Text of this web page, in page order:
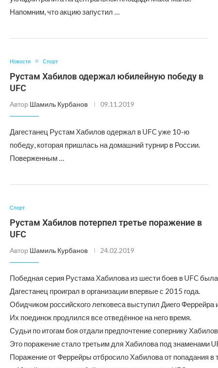
Напомним, что акцию запустил …
Новости Спорт
Рустам Хабилов одержал юбилейную победу в
UFC
Автор Шамиль Курбанов 09.11.2019
Дагестанец Рустам Хабилов одержал в UFC уже 10-ю
победу, которая пришлась на домашний турнир в России.
Поверженным …
Спорт
Рустам Хабилов потерпел третье поражение в
UFC
Автор Шамиль Курбанов 24.02.2019
Победная серия Рустама Хабилова из шести боев в UFC
Дагестанец проиграл в организации впервые с 2015 года.
Обидчиком российского легковеса выступил Диего Феррейра
Их поединок продлился все отведённое на него время.
Судьи по итогам боя отдали предпочтение сопернику
Это поражение стало третьим для Хабилова под знаменами
Поражение от Феррейры отбросило Хабилова от попадания в